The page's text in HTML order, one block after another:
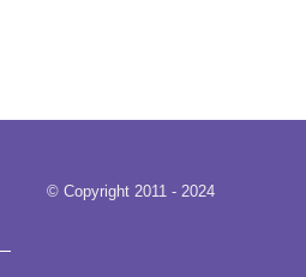
© Copyright 2011 - 2024